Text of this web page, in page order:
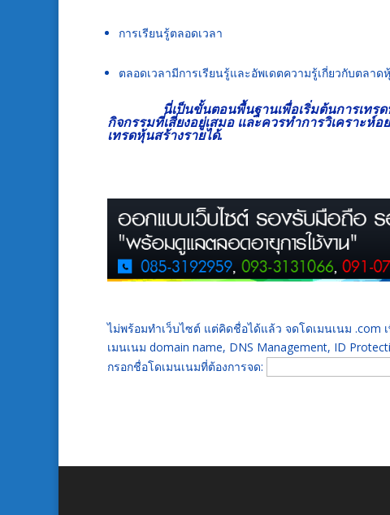
การเรียนรู้ตลอดเวลา
ตลอดเวลามีการเรียนรู้และอัพเดตความรู้เกี่ยวกับตลา
นี่เป็นขั้นตอนพื้นฐานเพื่อเริ่มต้นการเท
กิจกรรมที่เสี่ยงอยู่เสมอ และควรทำการวิเคราะ
เทรดหุ้นสร้างรายได้.
ไม่พร้อมทำเว็บไซต์ แต่คิดชื่อได้แล้ว จดโดเมนเนม .com
เมนเนม domain name, DNS Management, ID
กรอกชื่อโดเมนเนมที่ต้องการจด: